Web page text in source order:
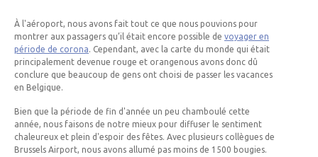
À l'aéroport, nous avons fait tout ce que nous pouvions pour
montrer aux passagers qu’il était encore possible de voyager en
période de corona. Cependant, avec la carte du monde qui était
principalement devenue rouge et orangenous avons donc dû
conclure que beaucoup de gens ont choisi de passer les vacances
en Belgique.
Bien que la période de fin d'année un peu chamboulé cette
année, nous faisons de notre mieux pour diffuser le sentiment
chaleureux et plein d'espoir des fêtes. Avec plusieurs collègues de
Brussels Airport, nous avons allumé pas moins de 1500 bougies.